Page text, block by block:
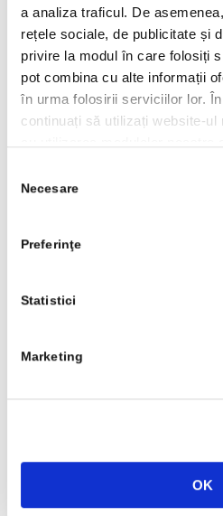
a analiza traficul. De
rețele sociale, de publicitate și
privire la modul în care folosiți
pot combina cu alte informații
în urma folosirii serviciilor lor.
continuați să utilizați website-ul
consimțământului
Necesare
Preferinţe
Statistici
Marketing
OK
ITP